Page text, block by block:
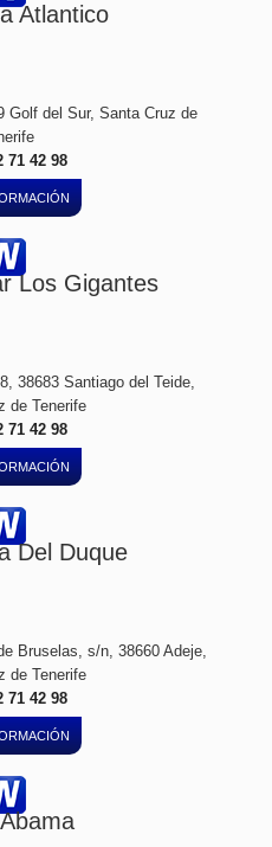
Atlantico
Golf del Sur, Santa Cruz de
71 42 98
Los Gigantes
38683 Santiago del Teide,
de Tenerife
71 42 98
Del Duque
Bruselas, s/n, 38660 Adeje,
de Tenerife
71 42 98